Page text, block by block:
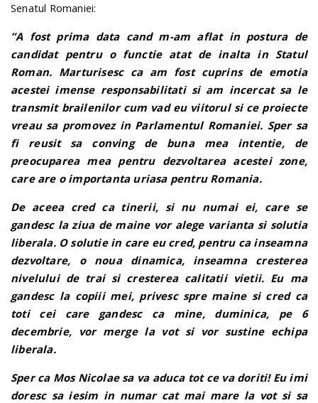
Senatul Romaniei:
”A fost prima data cand m-am aflat in postura de
candidat pentru o functie atat de inalta in Statul
Roman. Marturisesc ca am fost cuprins de emotia
acestei imense responsabilitati si am incercat sa le
transmit brailenilor cum vad eu viitorul si ce proiecte
vreau sa promovez in Parlamentul Romaniei. Sper sa
fi reusit sa conving de buna mea intentie, de
preocuparea mea pentru dezvoltarea acestei zone,
care are o importanta uriasa pentru Romania.
De aceea cred ca tinerii, si nu numai ei, care se
gandesc la ziua de maine vor alege varianta si solutia
liberala. O solutie in care eu cred, pentru ca inseamna
dezvoltare, o noua dinamica, inseamna cresterea
nivelului de trai si cresterea calitatii vietii. Eu ma
gandesc la copiii mei, privesc spre maine si cred ca
toti cei care gandesc ca mine, duminica, pe 6
decembrie, vor merge la vot si vor sustine echipa
liberala.
Sper ca Mos Nicolae sa va aduca tot ce va doriti! Eu imi
doresc sa iesim in numar cat mai mare la vot si sa